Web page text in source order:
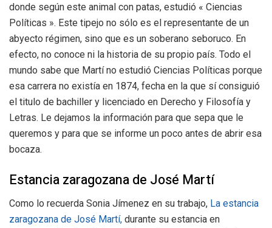
donde según este animal con patas, estudió « Ciencias
Políticas ». Este tipejo no sólo es el representante de un
abyecto régimen, sino que es un soberano seboruco. En
efecto, no conoce ni la historia de su propio país. Todo el
mundo sabe que Martí no estudió Ciencias Políticas porque
esa carrera no existía en 1874, fecha en la que sí consiguió
el titulo de bachiller y licenciado en Derecho y Filosofía y
Letras. Le dejamos la información para que sepa que le
queremos y para que se informe un poco antes de abrir esa
bocaza.
Estancia zaragozana de José Martí
Como lo recuerda Sonia Jímenez en su trabajo, La estancia
zaragozana de José Martí, durante su estancia en